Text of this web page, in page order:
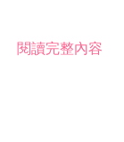
閱讀完整內容